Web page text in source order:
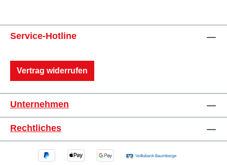
Service-Hotline
Vertrag widerrufen
Unternehmen
Rechtliches